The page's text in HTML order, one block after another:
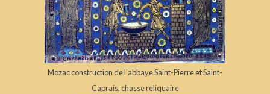
Mozac construction de l'abbaye Saint-Pierre et Saint-
Caprais, chasse reliquaire